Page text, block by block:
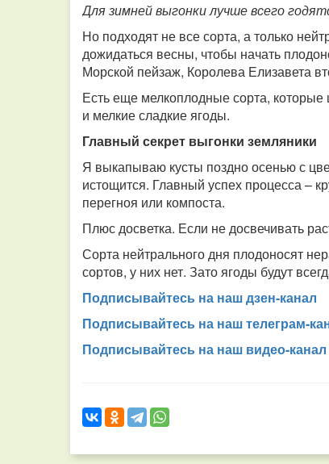
Для зимней выгонки лучше всего
Но подходят не все сорта, а только
дожидаться весны, чтобы начать
Морской пейзаж, Королева Елизавета
Есть еще мелкоплодные сорта, которые
и мелкие сладкие ягоды.
Главный секрет выгонки земляники
Я выкапываю кусты поздно осенью с
истощится. Главный успех процесса –
перегноя или компоста.
Плюс досветка. Если не досвечивать
Сорта нейтрального дня плодоносят
сортов, у них нет. Зато ягоды будут
Подписывайтесь на наш дзен-канал
Подписывайтесь на наш телеграм-
Подписывайтесь на наш видео-